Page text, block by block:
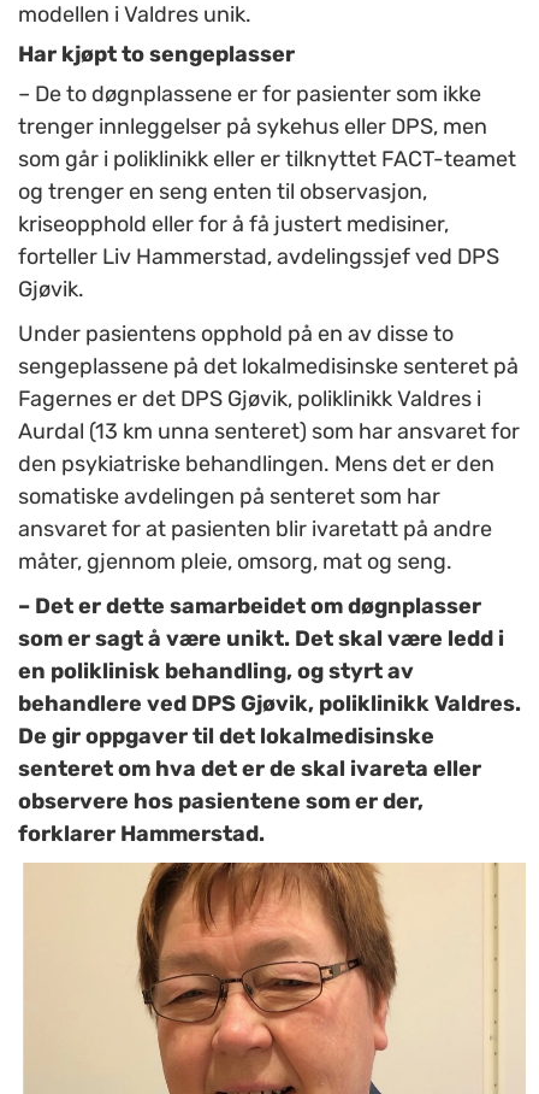
modellen i Valdres unik.
Har kjøpt to sengeplasser
– De to døgnplassene er for pasienter som ikke
trenger innleggelser på sykehus eller DPS, men
som går i poliklinikk eller er tilknyttet FACT-teamet
og trenger en seng enten til observasjon,
kriseopphold eller for å få justert medisiner,
forteller Liv Hammerstad, avdelingssjef ved DPS
Gjøvik.
Under pasientens opphold på en av disse to
sengeplassene på det lokalmedisinske senteret på
Fagernes er det DPS Gjøvik, poliklinikk Valdres i
Aurdal (13 km unna senteret) som har ansvaret for
den psykiatriske behandlingen. Mens det er den
somatiske avdelingen på senteret som har
ansvaret for at pasienten blir ivaretatt på andre
måter, gjennom pleie, omsorg, mat og seng.
– Det er dette samarbeidet om døgnplasser
som er sagt å være unikt. Det skal være ledd i
en poliklinisk behandling, og styrt av
behandlere ved DPS Gjøvik, poliklinikk Valdres.
De gir oppgaver til det lokalmedisinske
senteret om hva det er de skal ivareta eller
observere hos pasientene som er der,
forklarer Hammerstad.